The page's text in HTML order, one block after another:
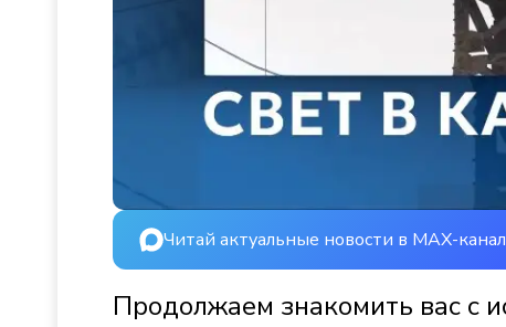
Читай актуальные новости в MAX-
Продолжаем знакомить вас с